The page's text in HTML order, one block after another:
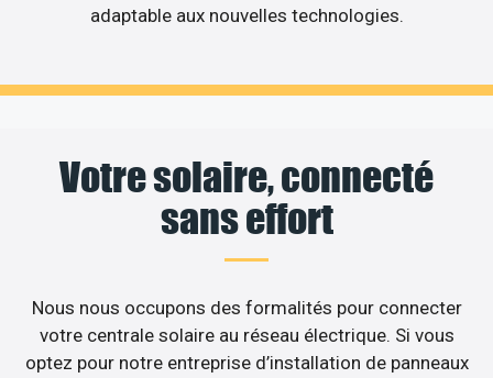
adaptable aux nouvelles technologies.
Votre solaire, connecté
sans effort
Nous nous occupons des formalités pour connecter
votre centrale solaire au réseau électrique. Si vous
optez pour notre entreprise d’installation de panneaux